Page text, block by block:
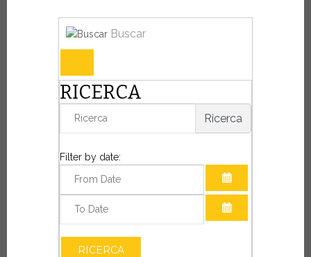
Buscar
RICERCA
Ricerca
Filter by date:
ABRIR EL
RICERCA